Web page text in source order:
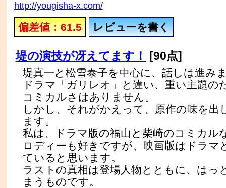
http://yougisha-x.com/
偏差値：61.5 レビューを書く
堤の演技が冴えてます！ [90点]
堤真一と松雪泰子を中心に、話しは進み
ドラマ「ガリレオ」と違い、重い主題の
コミカルさはありません。
しかし、それがかえって、原作の味を出
ます。
私は、ドラマ版の福山と柴崎のコミカル
ロディーも好きですが、映画版はドラマ
ていると思います。
ラストの真相は登場人物とともに、はっ
まうものです。